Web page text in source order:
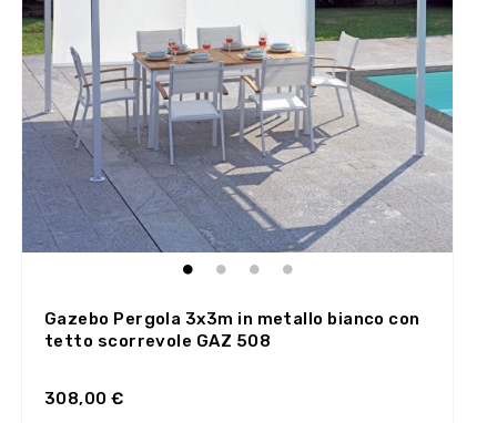
Gazebo Pergola 3x3m in metallo bianco con
tetto scorrevole GAZ 508
308,00 €